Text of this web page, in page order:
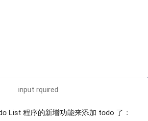
input rquired
List 程序的新增功能来添加 todo 了：